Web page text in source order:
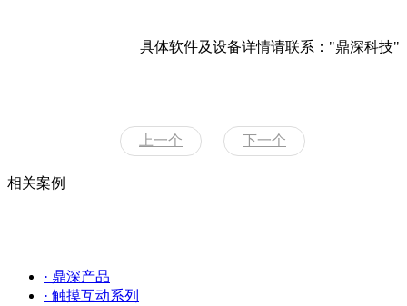
具体软件及设备详情请联系："鼎深科技"
上一个 下一个
相关案例
· 鼎深产品
· 触摸互动系列